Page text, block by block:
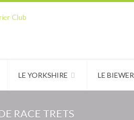
LE YORKSHIRE LE BIEWER
RACE TRETS